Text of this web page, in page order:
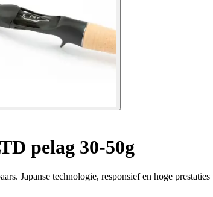
pelag 30-50g
Japanse technologie, responsief en hoge